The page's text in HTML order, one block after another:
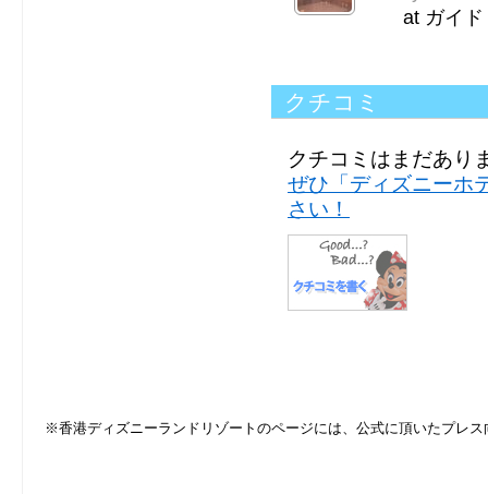
at ガイ
クチコミ
クチコミはまだあり
ぜひ「ディズニーホ
さい！
※香港ディズニーランドリゾートのページには、公式に頂いたプレ